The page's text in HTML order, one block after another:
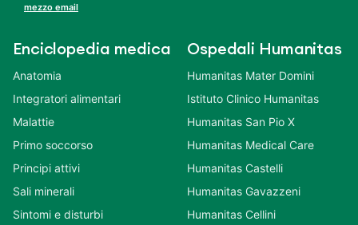
mezzo email
Enciclopedia medica
Anatomia
Integratori alimentari
Malattie
Primo soccorso
Principi attivi
Sali minerali
Sintomi e disturbi
Ospedali Humanitas
Humanitas Mater Domini
Istituto Clinico Humanitas
Humanitas San Pio X
Humanitas Medical Care
Humanitas Castelli
Humanitas Gavazzeni
Humanitas Cellini